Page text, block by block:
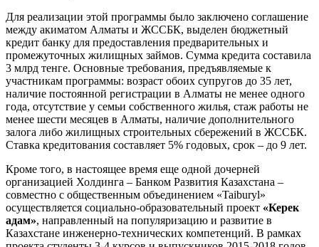
Для реализации этой программы было заключено соглашение
между акиматом Алматы и ЖССБК, выделен бюджетный
кредит банку для предоставления предварительных и
промежуточных жилищных займов. Сумма кредита составила
3 млрд тенге. Основные требования, предъявляемые к
участникам программы: возраст обоих супругов до 35 лет,
наличие постоянной регистрации в Алматы не менее одного
года, отсутствие у семьи собственного жилья, стаж работы не
менее шести месяцев в Алматы, наличие дополнительного
залога либо жилищных строительных сбережений в ЖССБК.
Ставка кредитования составляет 5% годовых, срок – до 9 лет.
Кроме того, в настоящее время еще одной дочерней
организацией Холдинга – Банком Развития Казахстана –
совместно с общественным объединением «Taiburyl»
осуществляется социально-образовательный проект «Керек
адам», направленный на популяризацию и развитие в
Казахстане инженерно-технических компетенций. В рамках